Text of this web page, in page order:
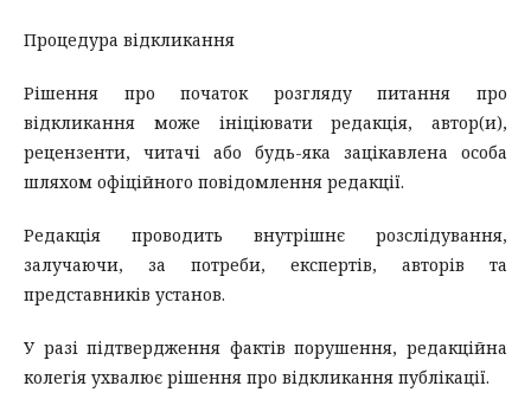
Процедура відкликання
Рішення про початок розгляду питання про
відкликання може ініціювати редакція, автор(и),
рецензенти, читачі або будь-яка зацікавлена особа
шляхом офіційного повідомлення редакції.
Редакція проводить внутрішнє розслідування,
залучаючи, за потреби, експертів, авторів та
представників установ.
У разі підтвердження фактів порушення, редакційна
колегія ухвалює рішення про відкликання публікації.